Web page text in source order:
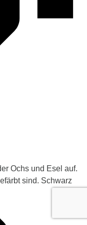
Ochs und Esel auf.
sind. Schwarz